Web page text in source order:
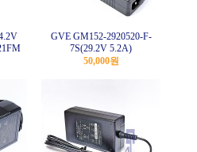
GVE GM152-2920520-F-
7S(29.2V 5.2A)
50,000원